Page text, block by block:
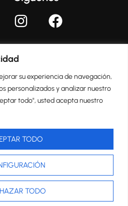
su experiencia de navegación,
personalizados y analizar nuestro
todo", usted acepta nuestro
TODO
TODO
Aviso Legal
de Cookies